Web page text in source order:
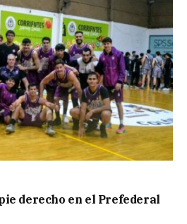
derecho en el Prefederal